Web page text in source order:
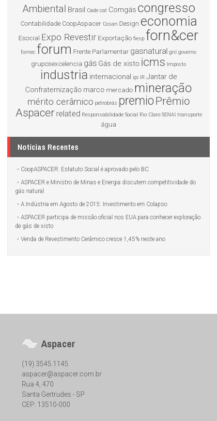
Ambiental Brasil Cade cat Comgás congresso
Contabilidade CoopAspacer Cosan Design economia
Esocial Expo Revestir Exportação fiesp forn&cer
fornec forum Frente Parlamentar gasnatural gnl governo
gruposexcelencia gás Gás de xisto icms Imposto
industria internacional ipi IR Jantar de
Confraternização marco mercado mineração
mérito cerâmico petrobrás premioPrêmio
Aspacer related Responsabilidade Social Rio Claro SENAI transporte
água
Notícias Recentes
CoopASPACER: Estatuto Social é aprovado pelo BC
ASPACER e Ministro de Minas e Energia discutem competitividade do
gás natural
A Indústria em Agosto de 2015: Investimento em Colapso
ASPACER participa de missão oficial nos EUA para conhecer exploração
de gás de xisto
Venda de Revestimento Cerâmico cresce 1,45% neste ano
Aspacer
(19) 3545.1145
aspacer@aspacer.com.br
Rua 4, 470
Santa Gertrudes - SP
CEP: 13510-000